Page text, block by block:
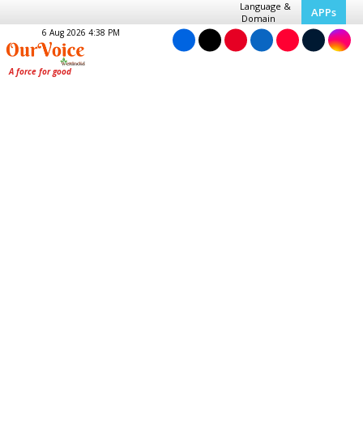
Language &
Domain
APPs
6 Aug 2026 4:38 PM